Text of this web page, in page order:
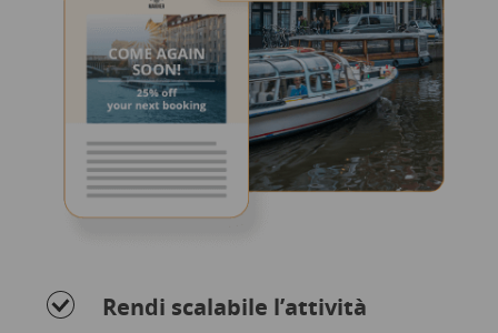
Rendi scalabile l’attività